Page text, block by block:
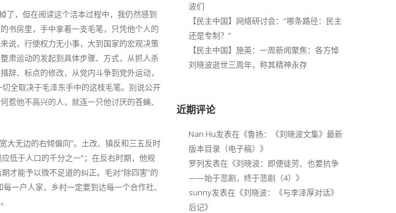
了，但在阅读这个洁本过程中，我仍然感到
书房里，手中拿着一支毛笔，只凭他个人的
说，行使权力无小事，大到国家的宏观决策
肃运动的发起到具体步骤、方式，从抓人杀
辞、标点的修改，从党内斗争到党外运动，
全取决于毛泽东手中的这枝毛笔。别说公开
他不高兴的人，就连一只他讨厌的苍蝇、
大无边的右倾偏向”。土改、镇反和三五反时
低于人口的千分之一”；在反右时期，他规
才能予以微不足道的纠正。毛对“除四害”的
一户人家，乡村一定要到达每一个合作社、
波们
【民主中国】网络研讨会：“哪条路径：民主
还是专制？”
【民主中国】施英：一周新闻聚焦：各方悼
刘晓波逝世三周年，称其精神永存
近期评论
Nan Hu发表在《鲁扬：《刘晓波文集》最新
版本目录（电子稿） 》
罗列发表在《刘晓波：即便徒劳、也要抗争
——始于悲剧，终于悲剧（4） 》
sunny发表在《刘晓波：《与李泽厚对话》
后记》